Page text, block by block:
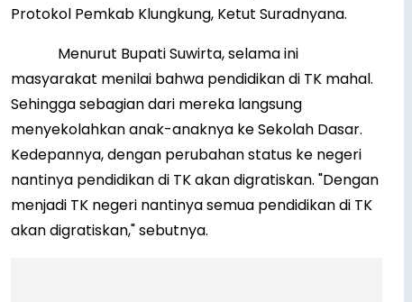
Protokol Pemkab Klungkung, Ketut Suradnyana.
Menurut Bupati Suwirta, selama ini
masyarakat menilai bahwa pendidikan di TK mahal.
Sehingga sebagian dari mereka langsung
menyekolahkan anak-anaknya ke Sekolah Dasar.
Kedepannya, dengan perubahan status ke negeri
nantinya pendidikan di TK akan digratiskan. "Dengan
menjadi TK negeri nantinya semua pendidikan di TK
akan digratiskan," sebutnya.